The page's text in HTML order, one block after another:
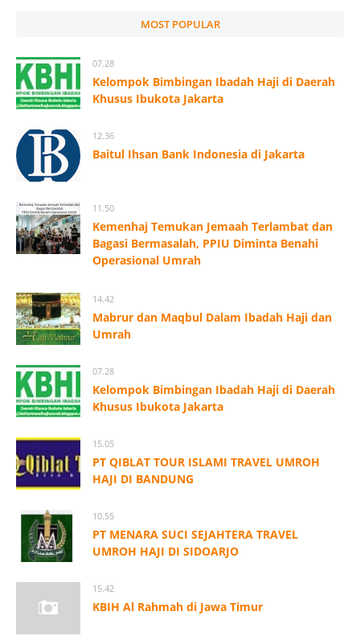
MOST POPULAR
07.28
Kelompok Bimbingan Ibadah Haji di Daerah
Khusus Ibukota Jakarta
12.36
Baitul Ihsan Bank Indonesia di Jakarta
11.50
Kemenhaj Temukan Jemaah Terlambat dan
Bagasi Bermasalah, PPIU Diminta Benahi
Operasional Umrah
14.42
Mabrur dan Maqbul Dalam Ibadah Haji dan
Umrah
07.28
Kelompok Bimbingan Ibadah Haji di Daerah
Khusus Ibukota Jakarta
15.05
PT QIBLAT TOUR ISLAMI TRAVEL UMROH
HAJI DI BANDUNG
10.55
PT MENARA SUCI SEJAHTERA TRAVEL
UMROH HAJI DI SIDOARJO
15.42
KBIH Al Rahmah di Jawa Timur